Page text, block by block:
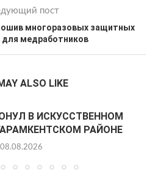
пост
многоразовых защитных
медработников
ALSO LIKE
В ИСКУССТВЕННОМ
РАЙОНЕ
08.08.2026